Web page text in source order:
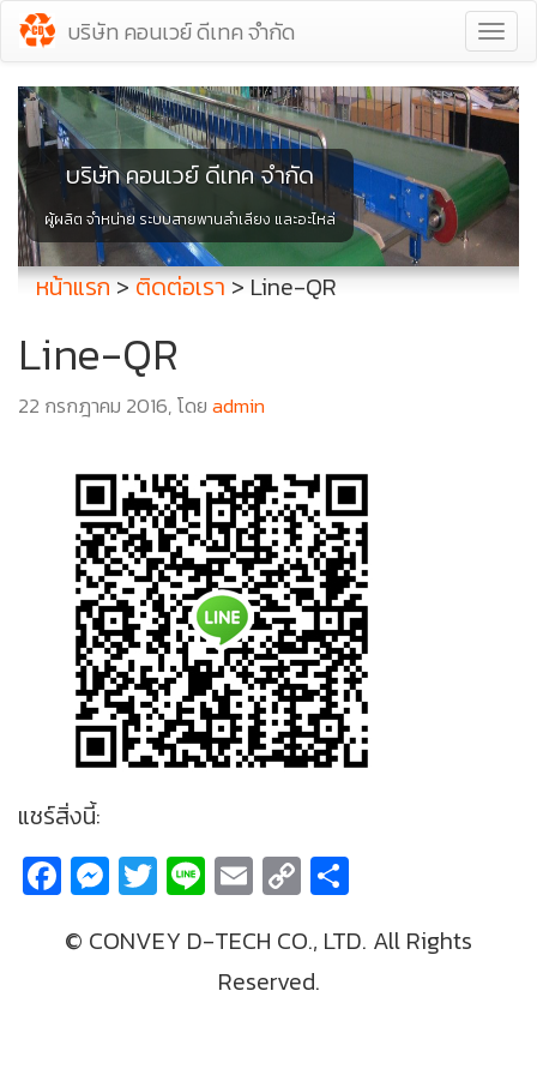
บริษัท คอนเวย์ ดีเทค จำกัด
บริษัท คอนเวย์ ดีเทค จำกัด
ผู้ผลิต จำหน่าย ระบบสายพานลำเลียง และอะไหล่
หน้าแรก>ติดต่อเรา>Line-QR
Line-QR
22 กรกฎาคม 2016, โดย admin
แชร์สิ่งนี้:
Facebook
Messenger
Twitter
LineEmail
Copy
Link
© CONVEY D-TECH CO., LTD. All Rights
Reserved.